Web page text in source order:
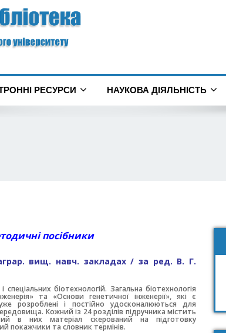
РЕСУРСИ НАУКОВА ДІЯЛЬНІСТЬ
посібники
вищ. навч. закладах / за ред. В. Г.
біотехнологій. Загальна біотехнологія
та «Основи генетичної інженерії», які є
розроблені і постійно удосконалюються для
Кожний із 24 розділів підручника містить
в них матеріал скерований на підготовку
покажчики та словник термінів.